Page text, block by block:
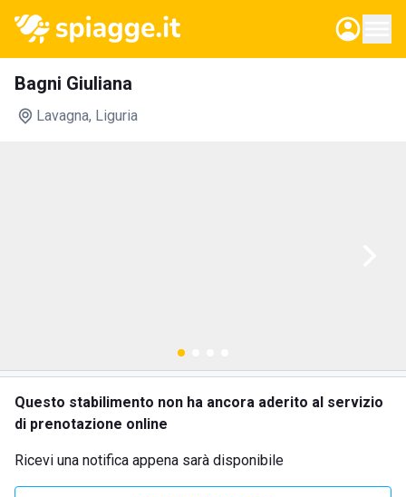
Bagni Giuliana
Lavagna, Liguria
Questo stabilimento non ha ancora aderito al servizio
di prenotazione online
Ricevi una notifica appena sarà disponibile